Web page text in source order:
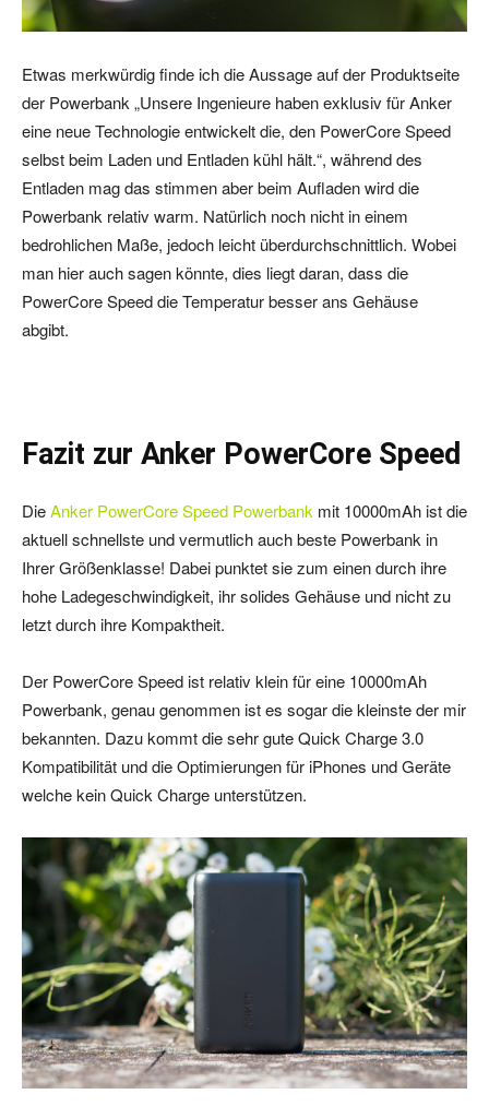
Etwas merkwürdig finde ich die Aussage auf der Produktseite
der Powerbank „Unsere Ingenieure haben exklusiv für Anker
eine neue Technologie entwickelt die, den PowerCore Speed
selbst beim Laden und Entladen kühl hält.“, während des
Entladen mag das stimmen aber beim Aufladen wird die
Powerbank relativ warm. Natürlich noch nicht in einem
bedrohlichen Maße, jedoch leicht überdurchschnittlich. Wobei
man hier auch sagen könnte, dies liegt daran, dass die
PowerCore Speed die Temperatur besser ans Gehäuse
abgibt.
Fazit zur Anker PowerCore Speed
DieAnker PowerCore Speed Powerbank mit 10000mAh ist die
aktuell schnellste und vermutlich auch beste Powerbank in
Ihrer Größenklasse! Dabei punktet sie zum einen durch ihre
hohe Ladegeschwindigkeit, ihr solides Gehäuse und nicht zu
letzt durch ihre Kompaktheit.
Der PowerCore Speed ist relativ klein für eine 10000mAh
Powerbank, genau genommen ist es sogar die kleinste der mir
bekannten. Dazu kommt die sehr gute Quick Charge 3.0
Kompatibilität und die Optimierungen für iPhones und Geräte
welche kein Quick Charge unterstützen.